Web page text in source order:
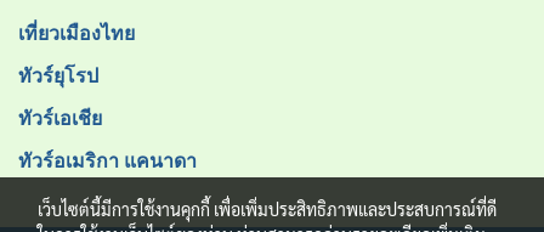
เที่ยวเมืองไทย
ทัวร์ยุโรป
ทัวร์เอเชีย
ทัวร์อเมริกา แคนาดา
เว็บไซต์นี้มีการใช้งานคุกกี้ เพื่อเพิ่มประสิทธิภาพและประสบการณ์ที่ดี